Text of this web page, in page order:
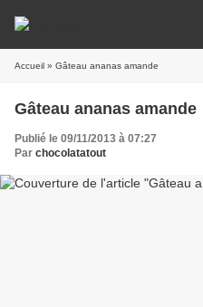
Accueil » Gâteau ananas amande
Gâteau ananas amande
Publié le 09/11/2013 à 07:27
Par chocolatatout